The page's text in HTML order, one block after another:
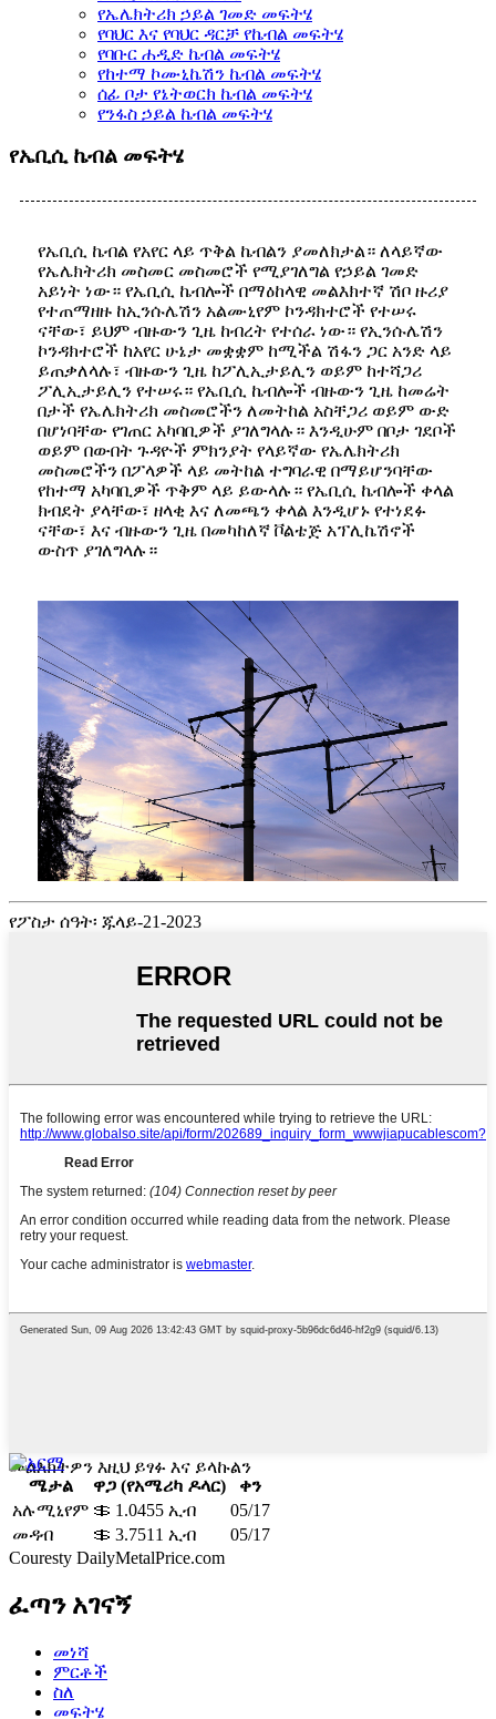
የኤሌክትሪክ ኃይል ገመድ መፍትሄ
የባህር እና የባህር ዳርቻ የኬብል መፍትሄ
የባቡር ሐዲድ ኬብል መፍትሄ
የከተማ ኮሙኒኬሽን ኬብል መፍትሄ
ሰፊ ቦታ የኔትወርክ ኬብል መፍትሄ
የንፋስ ኃይል ኬብል መፍትሄ
የኤቢሲ ኬብል መፍትሄ
የኤቢሲ ኬብል የአየር ላይ ጥቅል ኬብልን ያመለክታል። ለላይኛው
የኤሌክትሪክ መስመር መስመሮች የሚያገለግል የኃይል ገመድ
አይነት ነው። የኤቢሲ ኬብሎች በማዕከላዊ መልእክተኛ ሽቦ ዙሪያ
የተጠማዘዙ ከኢንሱሌሽን አልሙኒየም ኮንዳክተሮች የተሠሩ
ናቸው፣ ይህም ብዙውን ጊዜ ከብረት የተሰራ ነው። የኢንሱሌሽን
ኮንዳክተሮች ከአየር ሁኔታ መቋቋም ከሚችል ሽፋን ጋር አንድ ላይ
ይጠቃለላሉ፣ ብዙውን ጊዜ ከፖሊኢታይሊን ወይም ከተሻጋሪ
ፖሊኢታይሊን የተሠሩ። የኤቢሲ ኬብሎች ብዙውን ጊዜ ከመሬት
በታች የኤሌክትሪክ መስመሮችን ለመትከል አስቸጋሪ ወይም ውድ
በሆነባቸው የገጠር አካባቢዎች ያገለግላሉ። እንዲሁም በቦታ ገደቦች
ወይም በውበት ጉዳዮች ምክንያት የላይኛው የኤሌክትሪክ
መስመሮችን በፖላዎች ላይ መትከል ተግባራዊ በማይሆንባቸው
የከተማ አካባቢዎች ጥቅም ላይ ይውላሉ። የኤቢሲ ኬብሎች ቀላል
ክብደት ያላቸው፣ ዘላቂ እና ለመጫን ቀላል እንዲሆኑ የተነደፉ
ናቸው፣ እና ብዙውን ጊዜ በመካከለኛ ቮልቴጅ አፕሊኬሽኖች
ውስጥ ያገለግላሉ።
የፖስታ ሰዓት፡ ጁላይ-21-2023
መልእክትዎን እዚህ ይፃፉ እና ይላኩልን
ሜታል
ዋጋ (የአሜሪካ ዶላር)
ቀን
አሉሚኒየም ＄ 1.0455 ኢብ
05/17
መዳብ
＄ 3.7511 ኢብ
05/17
Couresty DailyMetalPrice.com
ፈጣን አገናኝ
መነሻ
ምርቶች
ስለ
መፍትሄ